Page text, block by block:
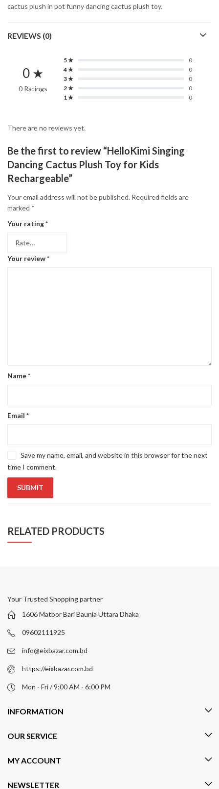
cactus plush in pot funny dancing cactus plush toy.
REVIEWS (0)
0 ★
0 Ratings
5 ★
0
4 ★
0
3 ★
0
2 ★
0
1 ★
0
There are no reviews yet.
Be the first to review “HelloKimi Singing
Dancing Cactus Plush Toy for Kids
Rechargeable”
Your email address will not be published. Required fields are
marked *
Your rating*
Your review*
Name*
Email *
Save my name, email, and website in this browser for the next
time I comment.
RELATED PRODUCTS
Your Trusted Shopping partner
1606 Matbor Bari Baunia Uttara Dhaka
09602111925
info@eixbazar.com.bd
https://eixbazar.com.bd
Mon - Fri / 9:00 AM - 6:00 PM
INFORMATION
OUR SERVICE
MY ACCOUNT
NEWSLETTER